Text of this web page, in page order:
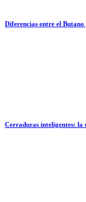
Diferencias entre el
Cerraduras inteligentes: